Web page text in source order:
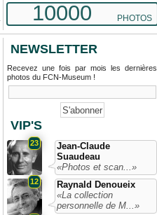
10000 PHOTOS
NEWSLETTER
Recevez une fois par mois les dernières
photos du FCN-Museum !
VIP'S
23
Jean-Claude
Suaudeau
«Photos et scan...»
12
Raynald Denoueix
«La collection
personnelle de M...»